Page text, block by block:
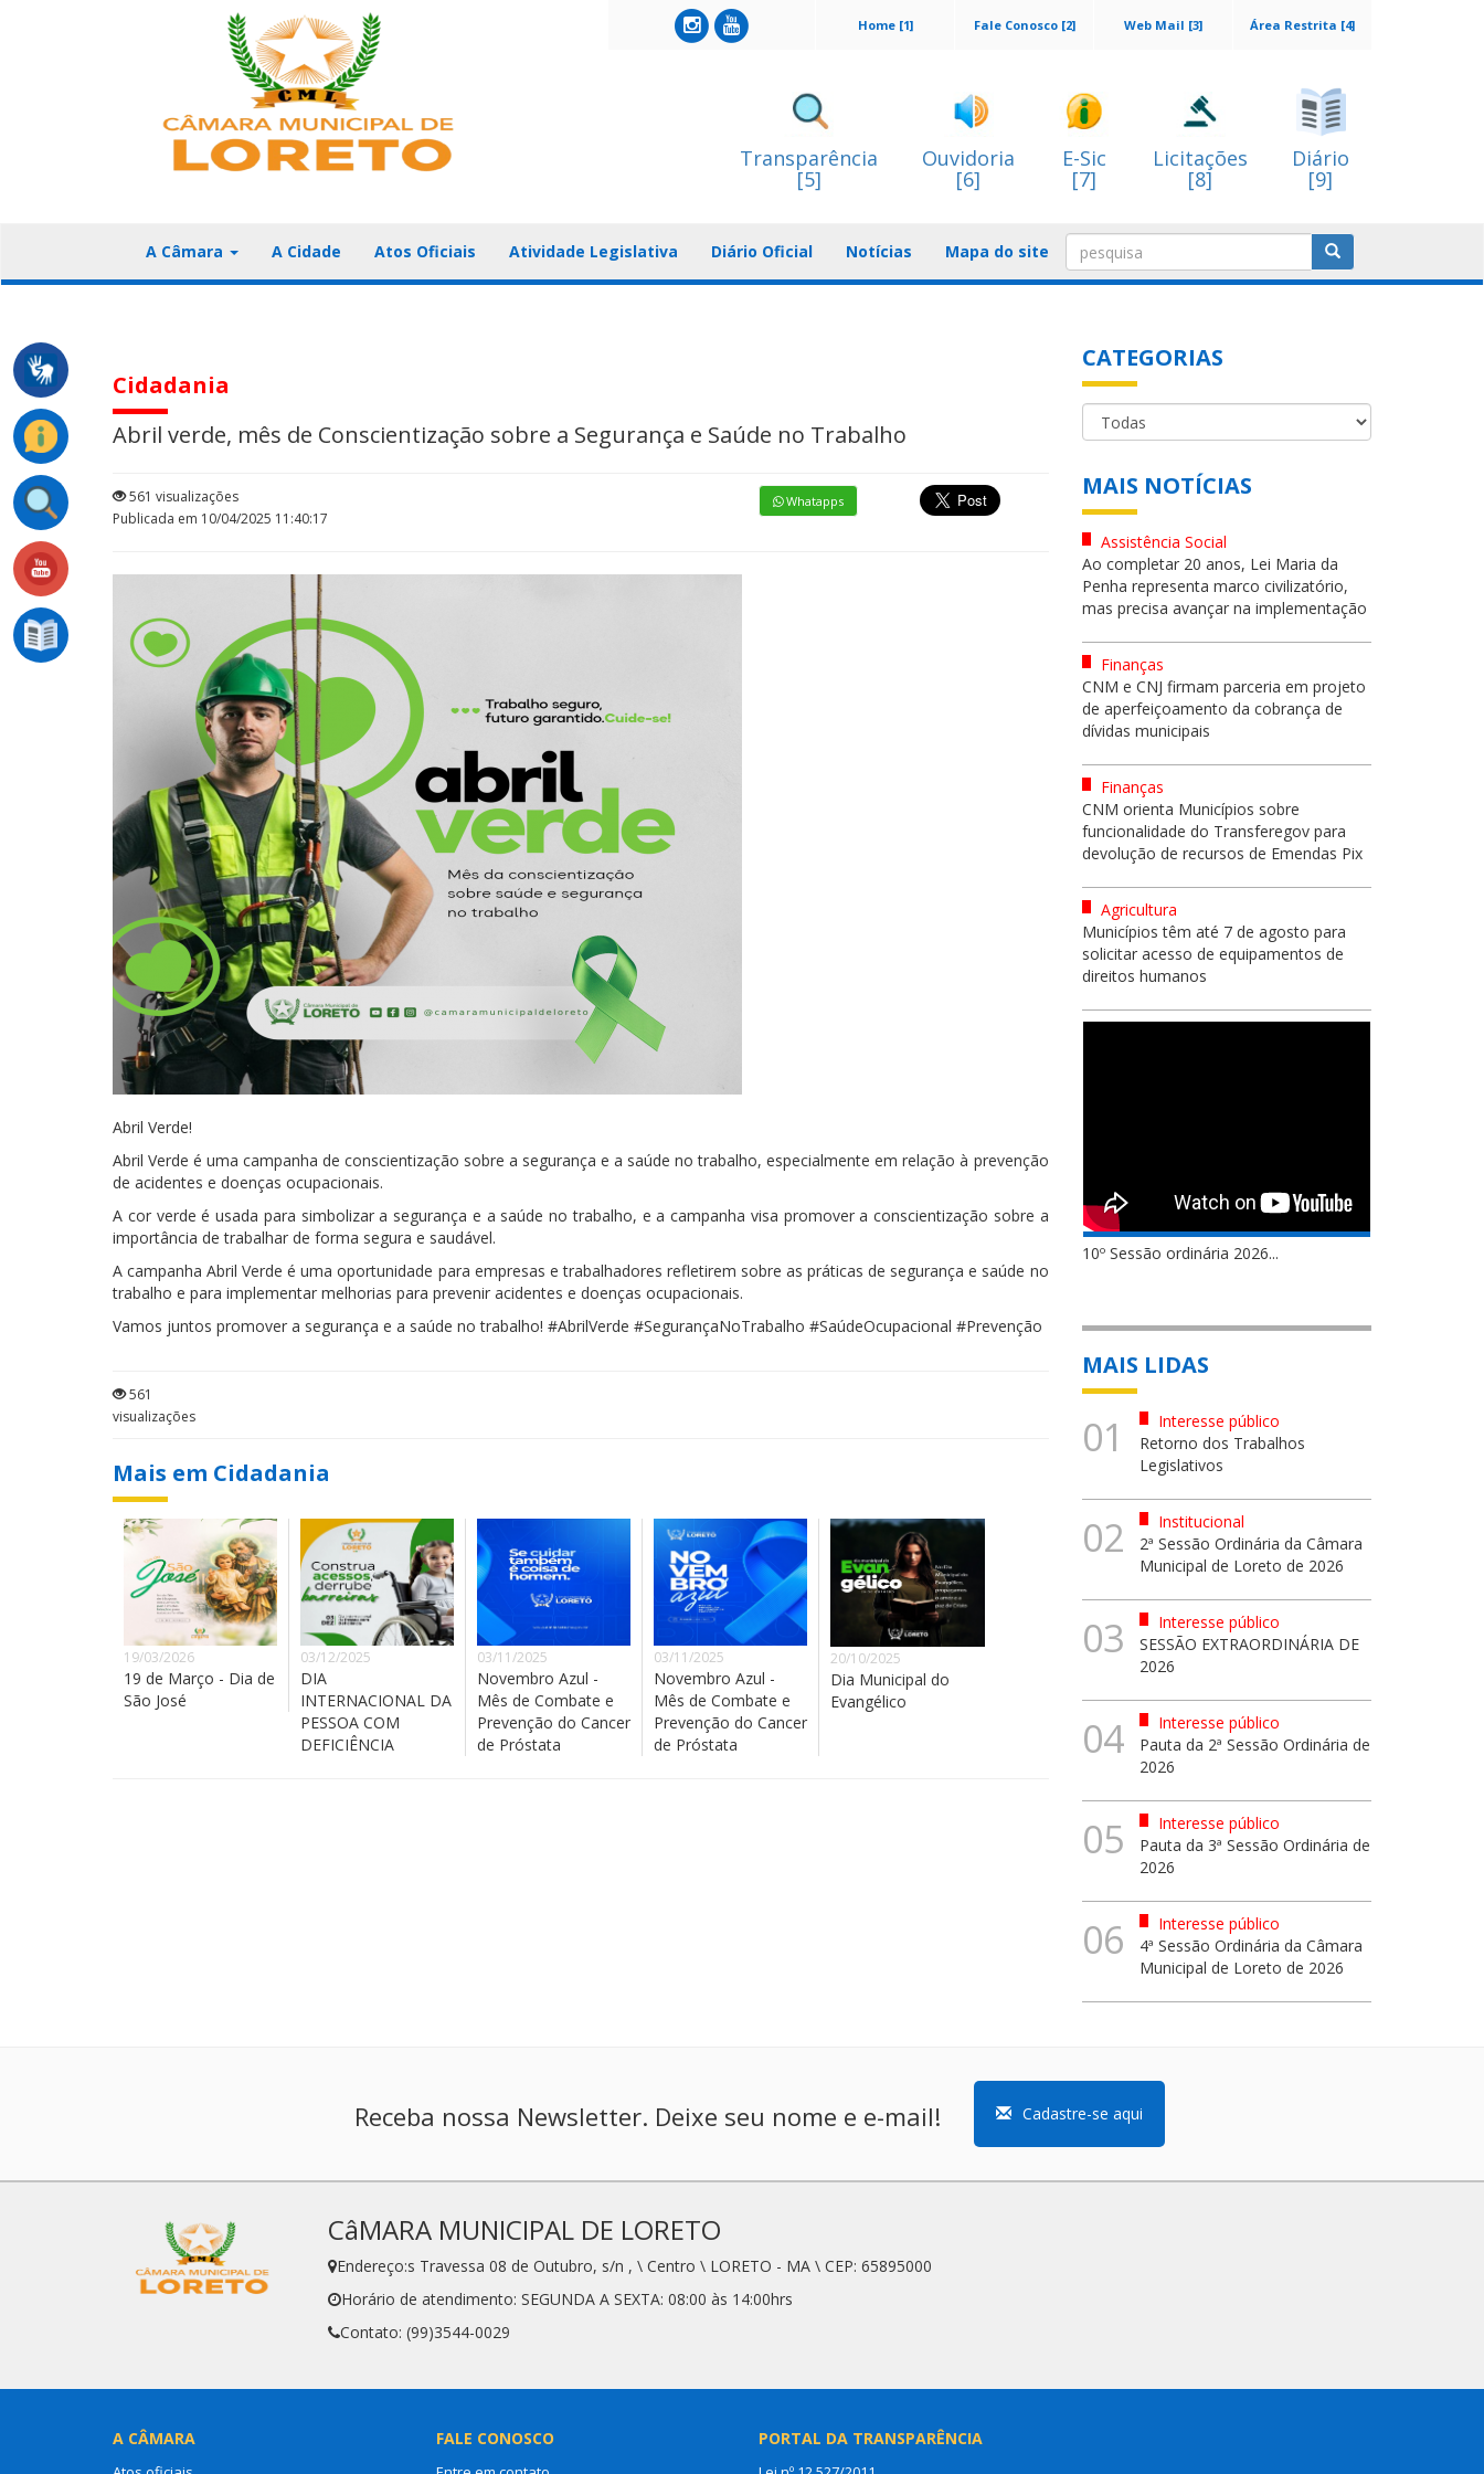
Área Restrita [4]
Web Mail [3]
Fale Conosco [2]
Home [1]
Transparência
[5]
Ouvidoria
[6]
E-Sic
[7]
Licitações
[8]
Diário
[9]
A Câmara A Cidade Atos Oficiais Atividade Legislativa Diário Oficial Notícias Mapa do site
Cidadania
Abril verde, mês de Conscientização sobre a Segurança e Saúde no Trabalho
561 visualizações
Publicada em 10/04/2025 11:40:17
Whatapps
Abril Verde!
Abril Verde é umacampanha de conscientização sobre a segurança e a saúde no trabalho, especialmente em relação à prevenção
de acidentes e doenças ocupacionais.
A cor verde é usada para simbolizar a segurança e a saúde no trabalho, e a campanha visa promover a conscientização sobre a
importância de trabalhar de forma segura e saudável.
Acampanha Abril Verde é uma oportunidade para empresas e trabalhadores refletirem sobre as práticas de segurança e saúde no
trabalho e para implementar melhorias para prevenir acidentes e doenças ocupacionais.
Vamos juntos promover a segurança e a saúde no trabalho! #AbrilVerde #SegurançaNoTrabalho #SaúdeOcupacional #Prevenção
561
visualizações
Mais em Cidadania
19/03/2026
19 de Março - Dia de
São José
03/12/2025
DIA
INTERNACIONAL DA
PESSOA COM
DEFICIÊNCIA
03/11/2025
Novembro Azul -
Mês de Combate e
Prevenção do Cancer
de Próstata
03/11/2025
Novembro Azul -
Mês de Combate e
Prevenção do Cancer
de Próstata
20/10/2025
Dia Municipal do
Evangélico
CATEGORIAS
MAIS NOTÍCIAS
Assistência Social
Ao completar 20 anos, Lei Maria da
Penha representa marco civilizatório,
mas precisa avançar na implementação
Finanças
CNM e CNJ firmam parceria em projeto
de aperfeiçoamento da cobrança de
dívidas municipais
Finanças
CNM orienta Municípios sobre
funcionalidade do Transferegov para
devolução de recursos de Emendas Pix
Agricultura
Municípios têm até 7 de agosto para
solicitar acesso de equipamentos de
direitos humanos
10º Sessão ordinária 2026...
MAIS LIDAS
01
Interesse público
Retorno dos Trabalhos
Legislativos
02
Institucional
2ª Sessão Ordinária da Câmara
Municipal de Loreto de 2026
03
Interesse público
SESSÃO EXTRAORDINÁRIA DE
2026
04
Interesse público
Pauta da 2ª Sessão Ordinária de
2026
05
Interesse público
Pauta da 3ª Sessão Ordinária de
2026
06
Interesse público
4ª Sessão Ordinária da Câmara
Municipal de Loreto de 2026
Receba nossa Newsletter. Deixe seu nome e e-mail! Cadastre-se aqui
CâMARA MUNICIPAL DE LORETO
Endereço:s Travessa 08 de Outubro, s/n , \ Centro \ LORETO - MA \ CEP: 65895000
Horário de atendimento: SEGUNDA A SEXTA: 08:00 às 14:00hrs
Contato: (99)3544-0029
A CÂMARA FALE CONOSCO PORTAL DA TRANSPARÊNCIA